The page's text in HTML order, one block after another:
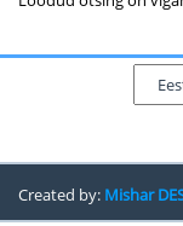
Created by: Mishar